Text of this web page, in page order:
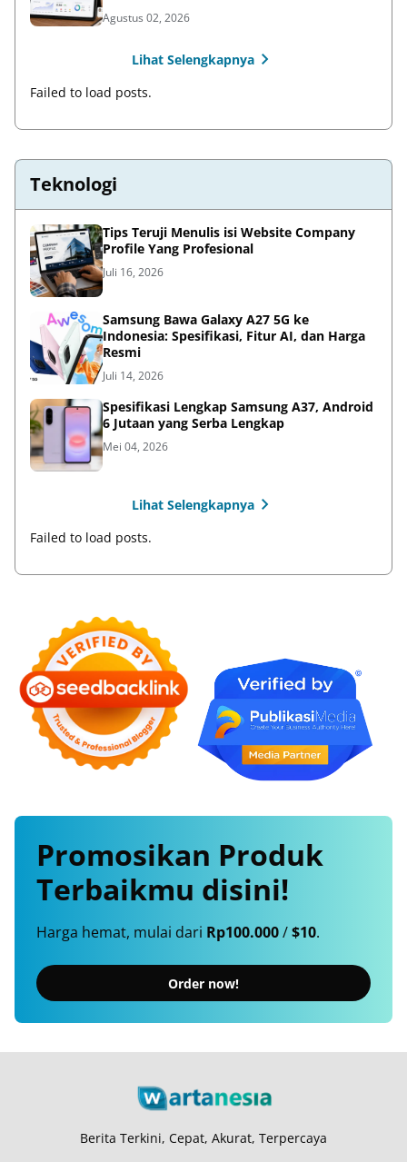
Agustus 02, 2026
Lihat Selengkapnya
Failed to load posts.
Teknologi
Tips Teruji Menulis isi Website Company
Profile Yang Profesional
Juli 16, 2026
Samsung Bawa Galaxy A27 5G ke
Indonesia: Spesifikasi, Fitur AI, dan Harga
Resmi
Juli 14, 2026
Spesifikasi Lengkap Samsung A37, Android
6 Jutaan yang Serba Lengkap
Mei 04, 2026
Lihat Selengkapnya
Failed to load posts.
Promosikan Produk
Terbaikmu disini!
Harga hemat, mulai dari Rp100.000/$10.
Order now!
Berita Terkini, Cepat, Akurat, Terpercaya